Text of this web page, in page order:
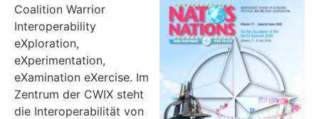
Coalition Warrior
Interoperability
eXploration,
eXperimentation,
eXamination eXercise. Im
Zentrum der CWIX steht
die Interoperabilität von